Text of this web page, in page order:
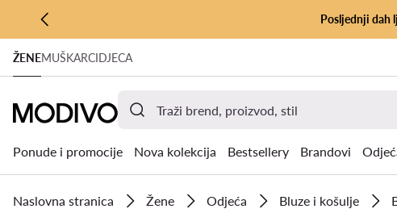
PRIJEĐI NA GLAVNI SADRŽAJ
PRIJEĐI NA PRETRAŽIVANJE
Posljednji dah
ŽENEMUŠKARCIDJECA
Ponude i promocije Nova kolekcija Bestsellery Brandovi
Naslovna stranica Žene Odjeća Bluze i košulje